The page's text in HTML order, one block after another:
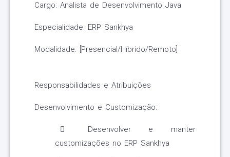
Cargo: Analista de Desenvolvimento Java
Especialidade: ERP Sankhya
Modalidade: [Presencial/Híbrido/Remoto]
Responsabilidades e Atribuições
Desenvolvimento e Customização:
Desenvolver e manter
customizações no ERP Sankhya